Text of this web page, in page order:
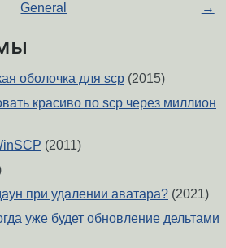
General →
оболочка для scp (2015)
красиво по scp через миллион
(2011)
при удалении аватара? (2021)
уже будет обновление дельтами